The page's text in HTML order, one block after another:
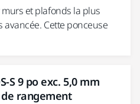
et plafonds la plus
avancée. Cette ponceuse
S 9 po exc. 5,0 mm
rangement